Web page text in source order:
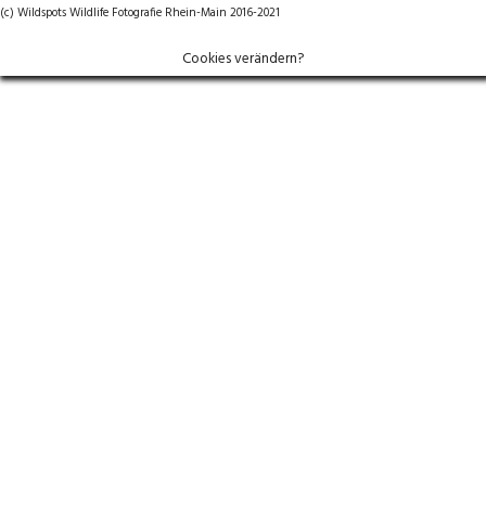
(c) Wildspots Wildlife Fotografie Rhein-Main 2016-2021
Cookies verändern?